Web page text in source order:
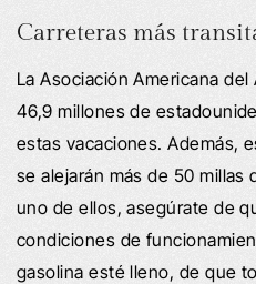
Carreteras más
La Asociación Americana
46,9 millones de
estas vacaciones. Además,
se alejarán más de 50 millas
uno de ellos, asegúrate de
condiciones de
gasolina esté lleno, de que